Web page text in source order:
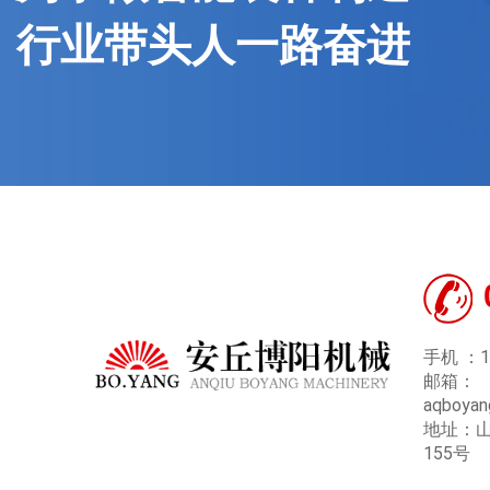
行业带头人一路奋进
手机
邮箱：
地址：
155号